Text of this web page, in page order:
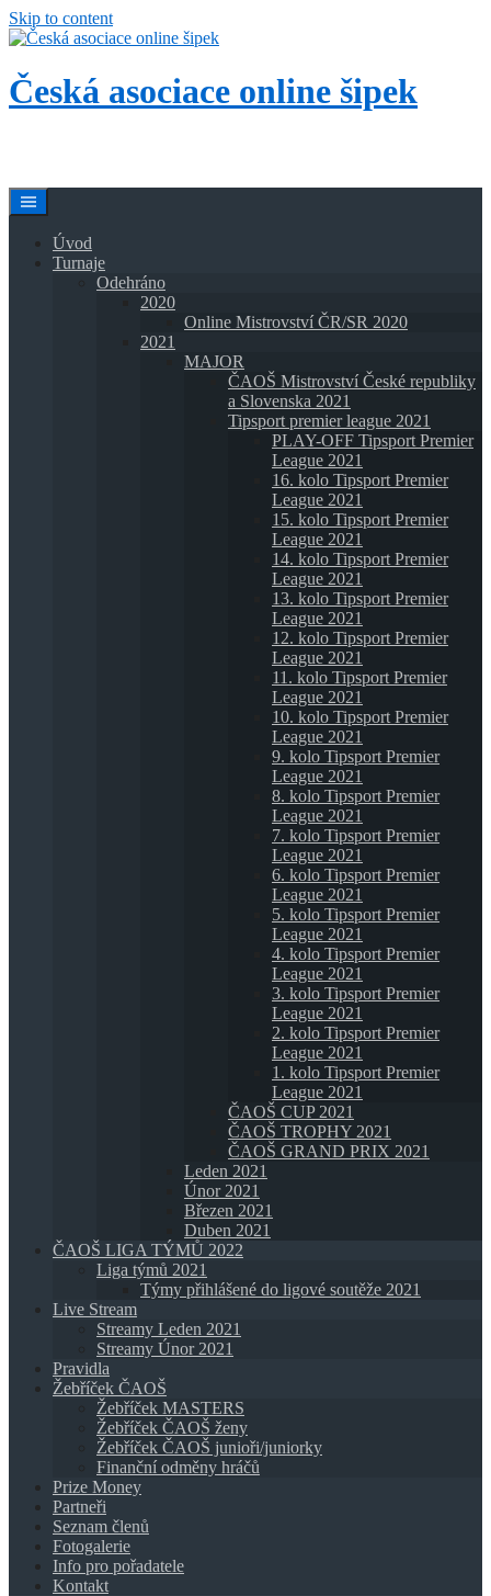
Skip to content
Česká asociace online šipek
Úvod
Turnaje
Odehráno
2020
Online Mistrovství ČR/SR 2020
2021
MAJOR
ČAOŠ Mistrovství České republiky
a Slovenska 2021
Tipsport premier league 2021
PLAY-OFF Tipsport Premier
League 2021
16. kolo Tipsport Premier
League 2021
15. kolo Tipsport Premier
League 2021
14. kolo Tipsport Premier
League 2021
13. kolo Tipsport Premier
League 2021
12. kolo Tipsport Premier
League 2021
11. kolo Tipsport Premier
League 2021
10. kolo Tipsport Premier
League 2021
9. kolo Tipsport Premier
League 2021
8. kolo Tipsport Premier
League 2021
7. kolo Tipsport Premier
League 2021
6. kolo Tipsport Premier
League 2021
5. kolo Tipsport Premier
League 2021
4. kolo Tipsport Premier
League 2021
3. kolo Tipsport Premier
League 2021
2. kolo Tipsport Premier
League 2021
1. kolo Tipsport Premier
League 2021
ČAOŠ CUP 2021
ČAOŠ TROPHY 2021
ČAOŠ GRAND PRIX 2021
Leden 2021
Únor 2021
Březen 2021
Duben 2021
ČAOŠ LIGA TÝMŮ 2022
Liga týmů 2021
Týmy přihlášené do ligové soutěže 2021
Live Stream
Streamy Leden 2021
Streamy Únor 2021
Pravidla
Žebříček ČAOŠ
Žebříček MASTERS
Žebříček ČAOŠ ženy
Žebříček ČAOŠ junioři/juniorky
Finanční odměny hráčů
Prize Money
Partneři
Seznam členů
Fotogalerie
Info pro pořadatele
Kontakt